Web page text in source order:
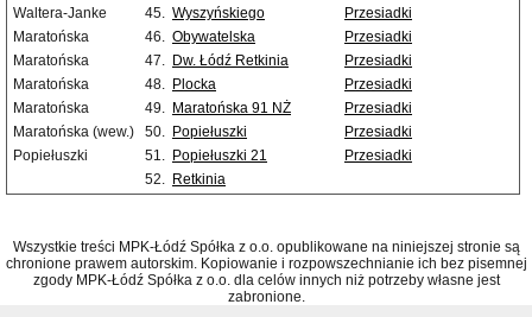
Waltera-Janke
45. Wyszyńskiego
Przesiadki
Maratońska
46. Obywatelska
Przesiadki
Maratońska
47. Dw. Łódź Retkinia
Przesiadki
Maratońska
48. Plocka
Przesiadki
Maratońska
49. Maratońska 91 NŻ
Przesiadki
Maratońska (wew.)
50. Popiełuszki
Przesiadki
Popiełuszki
51. Popiełuszki 21
Przesiadki
52. Retkinia
Wszystkie treści MPK-Łódź Spółka z o.o. opublikowane na niniejszej stronie są
chronione prawem autorskim. Kopiowanie i rozpowszechnianie ich bez pisemnej
zgody MPK-Łódź Spółka z o.o. dla celów innych niż potrzeby własne jest
zabronione.